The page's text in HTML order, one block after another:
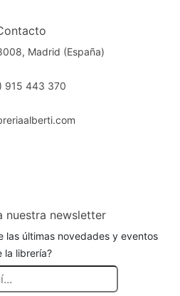
Madrid (España)
915 443 370
nuestra newsletter
las últimas novedades y eventos
la librería?